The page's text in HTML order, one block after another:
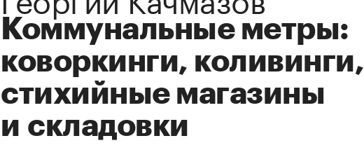
Коммунальные метры:
коворкинги, коливинги,
стихийные магазины
и складовки